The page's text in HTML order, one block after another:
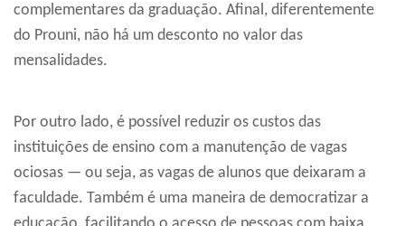
complementares da graduação. Afinal, diferentemente
do Prouni, não há um desconto no valor das
mensalidades.
Por outro lado, é possível reduzir os custos das
instituições de ensino com a manutenção de vagas
ociosas — ou seja, as vagas de alunos que deixaram a
faculdade. Também é uma maneira de democratizar a